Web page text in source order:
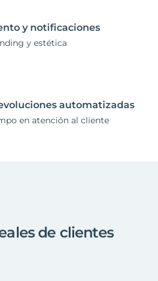
y notificaciones
y estética
automatizadas
en atención al cliente
de clientes